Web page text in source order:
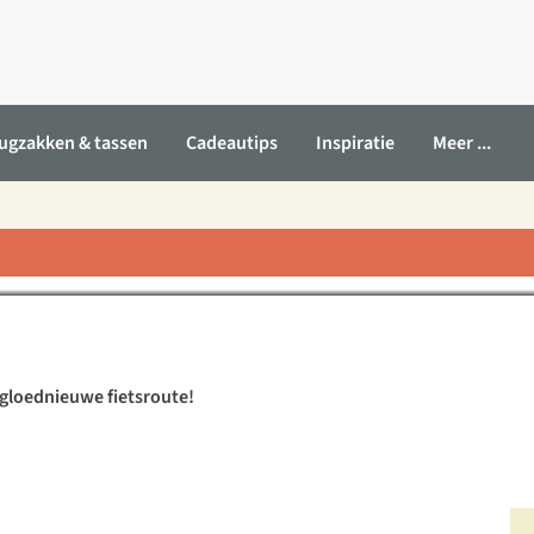
& tassen Cadeautips Inspiratie Meer ...
et Bourgogne"
fietsroute!